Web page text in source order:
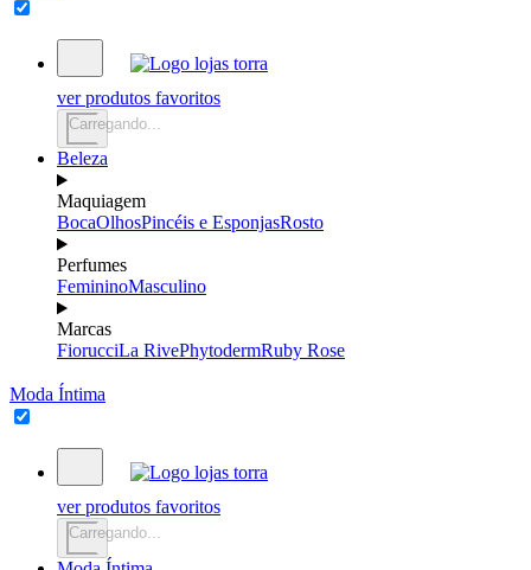
ver produtos favoritos
Carregando...
Beleza
Maquiagem
BocaOlhosPincéis e EsponjasRosto
Perfumes
FemininoMasculino
Marcas
FiorucciLa RivePhytodermRuby Rose
Moda Íntima
ver produtos favoritos
Carregando...